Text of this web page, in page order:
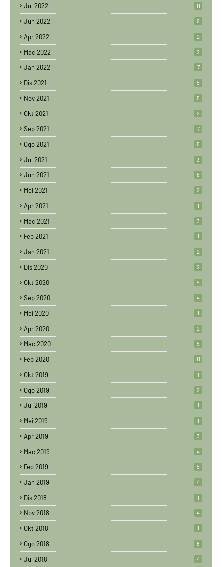
Jul 2022 11
Jun 2022 9
Apr 2022 2
Mac 2022 2
Jan 2022 7
Dis 2021 5
Nov 2021 5
Okt 2021 2
Sep 2021 7
Ogo 2021 5
Jul 2021 3
Jun 2021 6
Mei 2021 2
Apr 2021 1
Mac 2021 3
Feb 2021 1
Jan 2021 2
Dis 2020 2
Okt 2020 5
Sep 2020 4
Mei 2020 1
Apr 2020 2
Mac 2020 5
Feb 2020 11
Okt 2019 1
Ogo 2019 2
Jul 2019 1
Mei 2019 1
Apr 2019 3
Mac 2019 4
Feb 2019 5
Jan 2019 4
Dis 2018 1
Nov 2018 4
Okt 2018 1
Ogo 2018 8
Jul 2018 4